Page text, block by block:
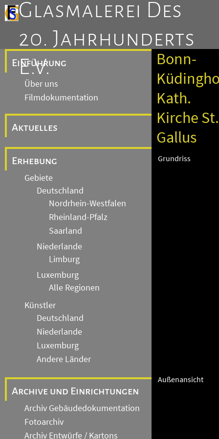
Glasmalerei Des
20. Jahrhunderts
E.V.
Einführung
Über uns
Filmdokumentation
Aktuelles
Erhebung
Gebiete
Deutschland
Nordrhein-Westfalen
Rheinland-Pfalz
Saarland
Niederlande
Limburg
Luxemburg
Alle Regionen
Künstler
Deutschland
Niederlande
Luxemburg
Andere Länder
Archive und Einrichtungen
Archiv Gebäudedokumentation
Fotoarchiv
Archiv Entwürfe / Kartons
Bonn-
Kath.
Kirche St.
Gallus
Grundriss
Außenansicht